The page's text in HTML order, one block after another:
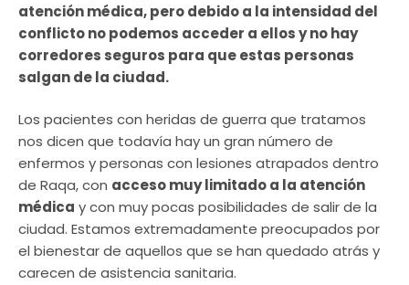
atención médica, pero debido a la intensidad del
conflicto no podemos acceder a ellos y no hay
corredores seguros para que estas personas
salgan de la ciudad.
Los pacientes con heridas de guerra que tratamos
nos dicen que todavía hay un gran número de
enfermos y personas con lesiones atrapados dentro
de Raqa, con acceso muy limitado a la atención
médica y con muy pocas posibilidades de salir de la
ciudad. Estamos extremadamente preocupados por
el bienestar de aquellos que se han quedado atrás y
carecen de asistencia sanitaria.